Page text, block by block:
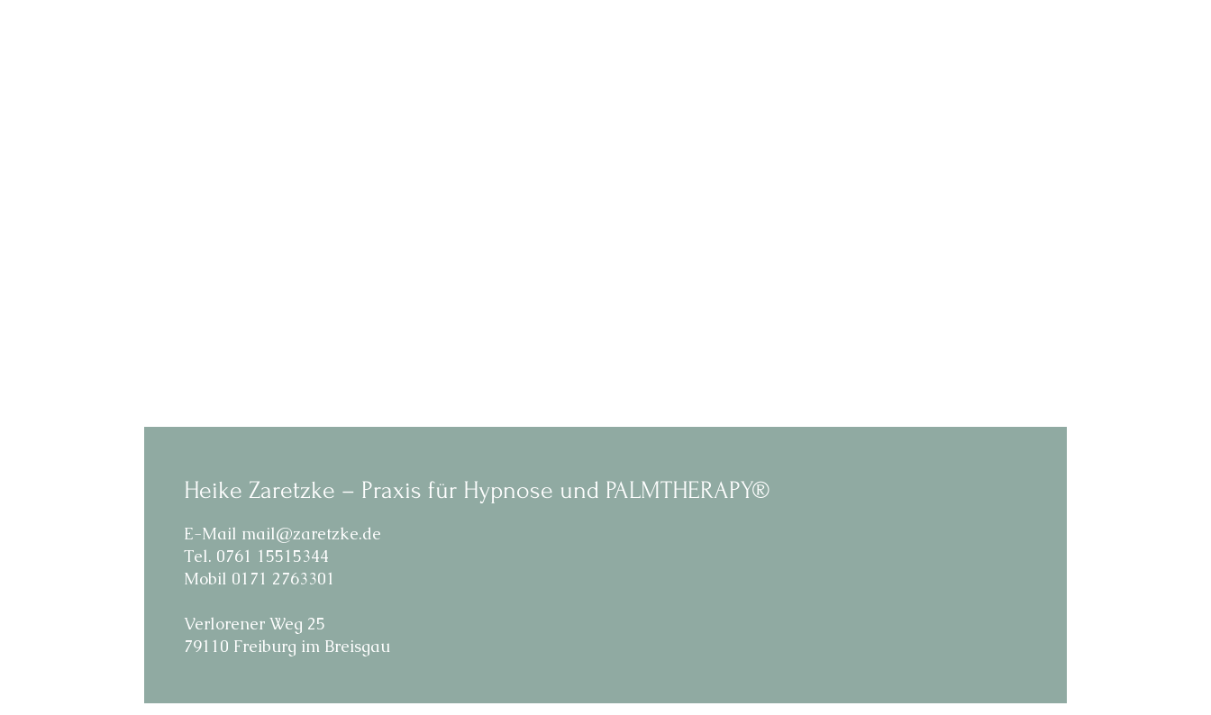
Heike Zaretzke – Praxis für Hypnose und PALMTHERAPY®
E-Mail mail@zaretzke.de
Tel. 0761 15515344​
Mobil 0171 2763301
Verlorener Weg 25
79110 Freiburg im Breisgau